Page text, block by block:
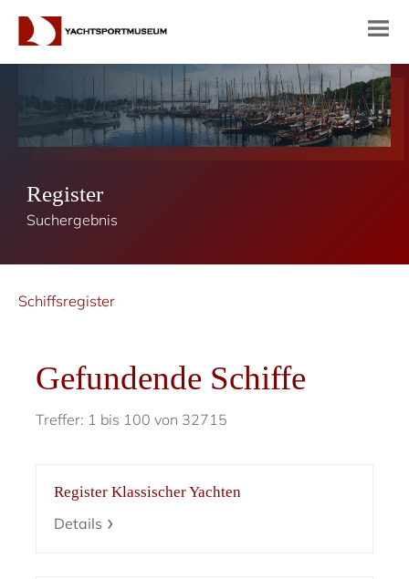
Register
Suchergebnis
Schiffsregister
Gefundende Schiffe
Treffer: 1 bis 100 von 32715
Register Klassischer Yachten
Details